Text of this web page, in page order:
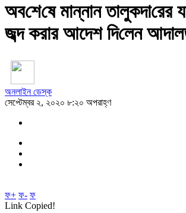
অব‌শে‌ষে মান্নান তালুকদা‌রের
জব্দ করার আদেশ দি‌লেন
অনলাইন ডেস্ক
সেপ্টেম্বর ২, ২০২০ ৮:২০ অপরাহ্ণ
ফ+ ফ- ফ
Link Copied!